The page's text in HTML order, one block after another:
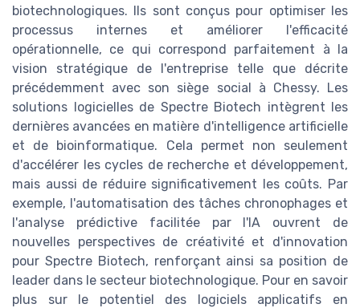
biotechnologiques. Ils sont conçus pour optimiser les
processus internes et améliorer l'efficacité
opérationnelle, ce qui correspond parfaitement à la
vision stratégique de l'entreprise telle que décrite
précédemment avec son siège social à Chessy. Les
solutions logicielles de Spectre Biotech intègrent les
dernières avancées en matière d'intelligence artificielle
et de bioinformatique. Cela permet non seulement
d'accélérer les cycles de recherche et développement,
mais aussi de réduire significativement les coûts. Par
exemple, l'automatisation des tâches chronophages et
l'analyse prédictive facilitée par l'IA ouvrent de
nouvelles perspectives de créativité et d'innovation
pour Spectre Biotech, renforçant ainsi sa position de
leader dans le secteur biotechnologique. Pour en savoir
plus sur le potentiel des logiciels applicatifs en